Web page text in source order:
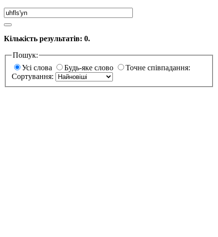
Кількість результатів: 0.
Пошук:
Усі слова
Будь-яке слово
Точне співпадання:
Сортування: